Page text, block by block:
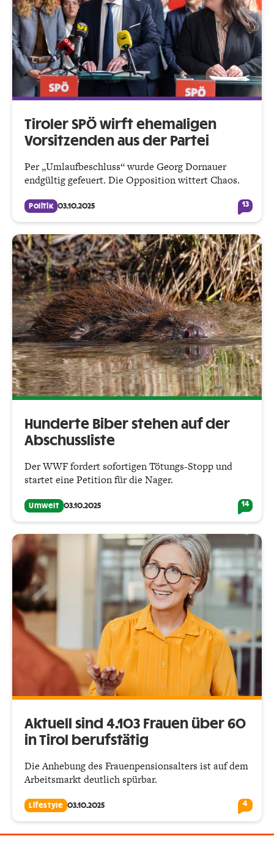
Tiroler SPÖ wirft ehemaligen
Vorsitzenden aus der Partei
Per „Umlaufbeschluss“ wurde Georg Dornauer
endgültig gefeuert. Die Opposition wittert Chaos.
Politik 03.10.2025 13
Hunderte Biber stehen auf der
Abschussliste
Der WWF fordert sofortigen Tötungs-Stopp und
startet eine Petition für die Nager.
Umwelt 03.10.2025 14
Aktuell sind 4.103 Frauen über 60
in Tirol berufstätig
Die Anhebung des Frauenpensionsalters ist auf dem
Arbeitsmarkt deutlich spürbar.
Lifestyle 03.10.2025 4